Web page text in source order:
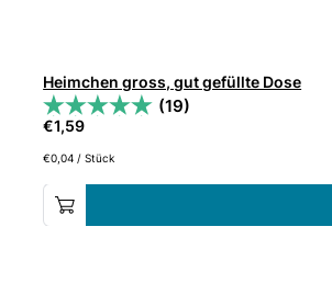
Heimchen gross, gut gefüllte Dose
(19)
€1,59
€0,04 /Stück